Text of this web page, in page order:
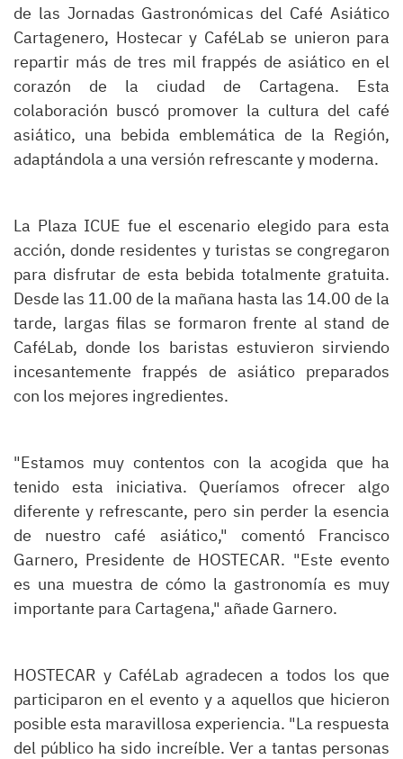
de las Jornadas Gastronómicas del Café Asiático
Cartagenero, Hostecar y CaféLab se unieron para
repartir más de tres mil frappés de asiático en el
corazón de la ciudad de Cartagena. Esta
colaboración buscó promover la cultura del café
asiático, una bebida emblemática de la Región,
adaptándola a una versión refrescante y moderna.
La Plaza ICUE fue el escenario elegido para esta
acción, donde residentes y turistas se congregaron
para disfrutar de esta bebida totalmente gratuita.
Desde las 11.00 de la mañana hasta las 14.00 de la
tarde, largas filas se formaron frente al stand de
CaféLab, donde los baristas estuvieron sirviendo
incesantemente frappés de asiático preparados
con los mejores ingredientes.
"Estamos muy contentos con la acogida que ha
tenido esta iniciativa. Queríamos ofrecer algo
diferente y refrescante, pero sin perder la esencia
de nuestro café asiático," comentó Francisco
Garnero, Presidente de HOSTECAR. "Este evento
es una muestra de cómo la gastronomía es muy
importante para Cartagena," añade Garnero.
HOSTECAR y CaféLab agradecen a todos los que
participaron en el evento y a aquellos que hicieron
posible esta maravillosa experiencia. "La respuesta
del público ha sido increíble. Ver a tantas personas